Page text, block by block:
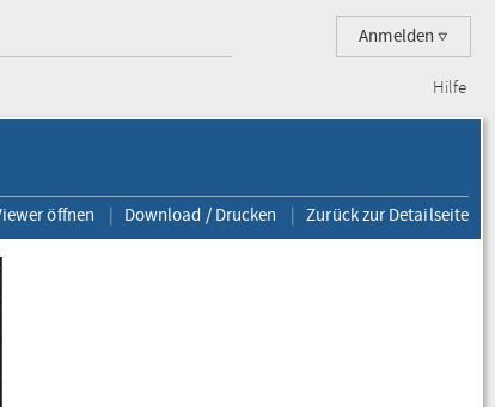
Anmelden
Hilfe
öffnen Download / Drucken Zurück zur Detailseite